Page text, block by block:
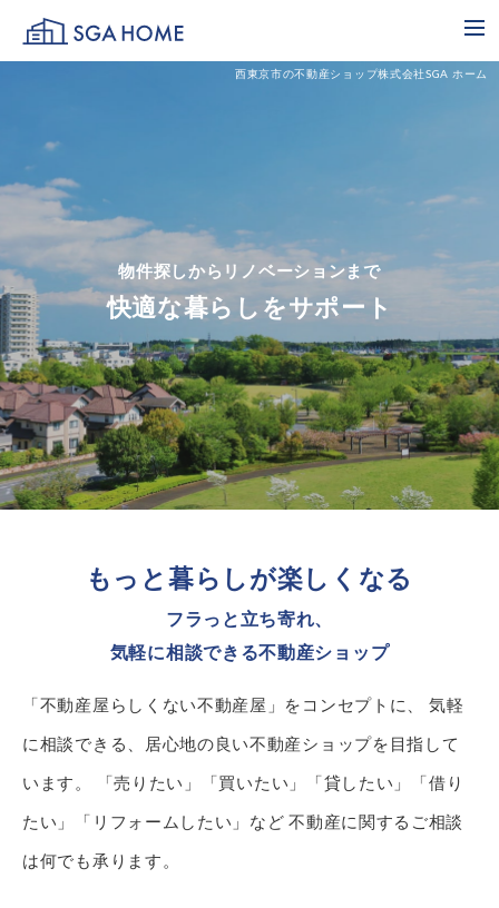
西東京市の不動産ショップ株式会社SGA ホーム
物件探しからリノベーションまで
快適な暮らしをサポート
もっと暮らしが楽しくなる
フラっと立ち寄れ、
気軽に相談できる不動産ショップ
「不動産屋らしくない不動産屋」をコンセプトに、
気軽
に相談できる、居心地の良い不動産ショップを目指して
います。
「売りたい」「買いたい」「貸したい」「借り
たい」「リフォームしたい」など 不動産に関するご相談
は何でも承ります。